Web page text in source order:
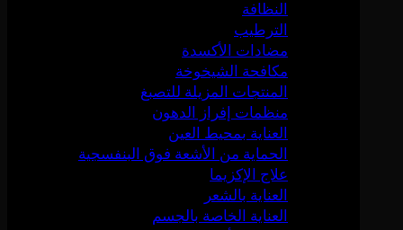
النظافة
الترطيب
مضادات الأكسدة
مكافحة الشيخوخة
المنتجات المزيلة للتصبغ
منظمات إفراز الدهون
العناية بمحيط العين
الحماية من الأشعة فوق البنفسجية
علاج الإكزيما
العناية بالشعر
العناية الخاصة بالجسم